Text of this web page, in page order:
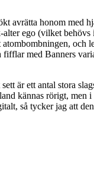
avrätta honom med
ego (vilket
och
med Banners
är ett antal stora
kännas rörigt,
så tycker jag att